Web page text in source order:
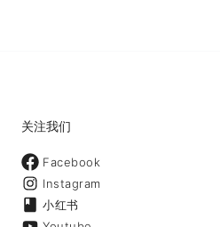
关注我们
Facebook
Instagram
小红书